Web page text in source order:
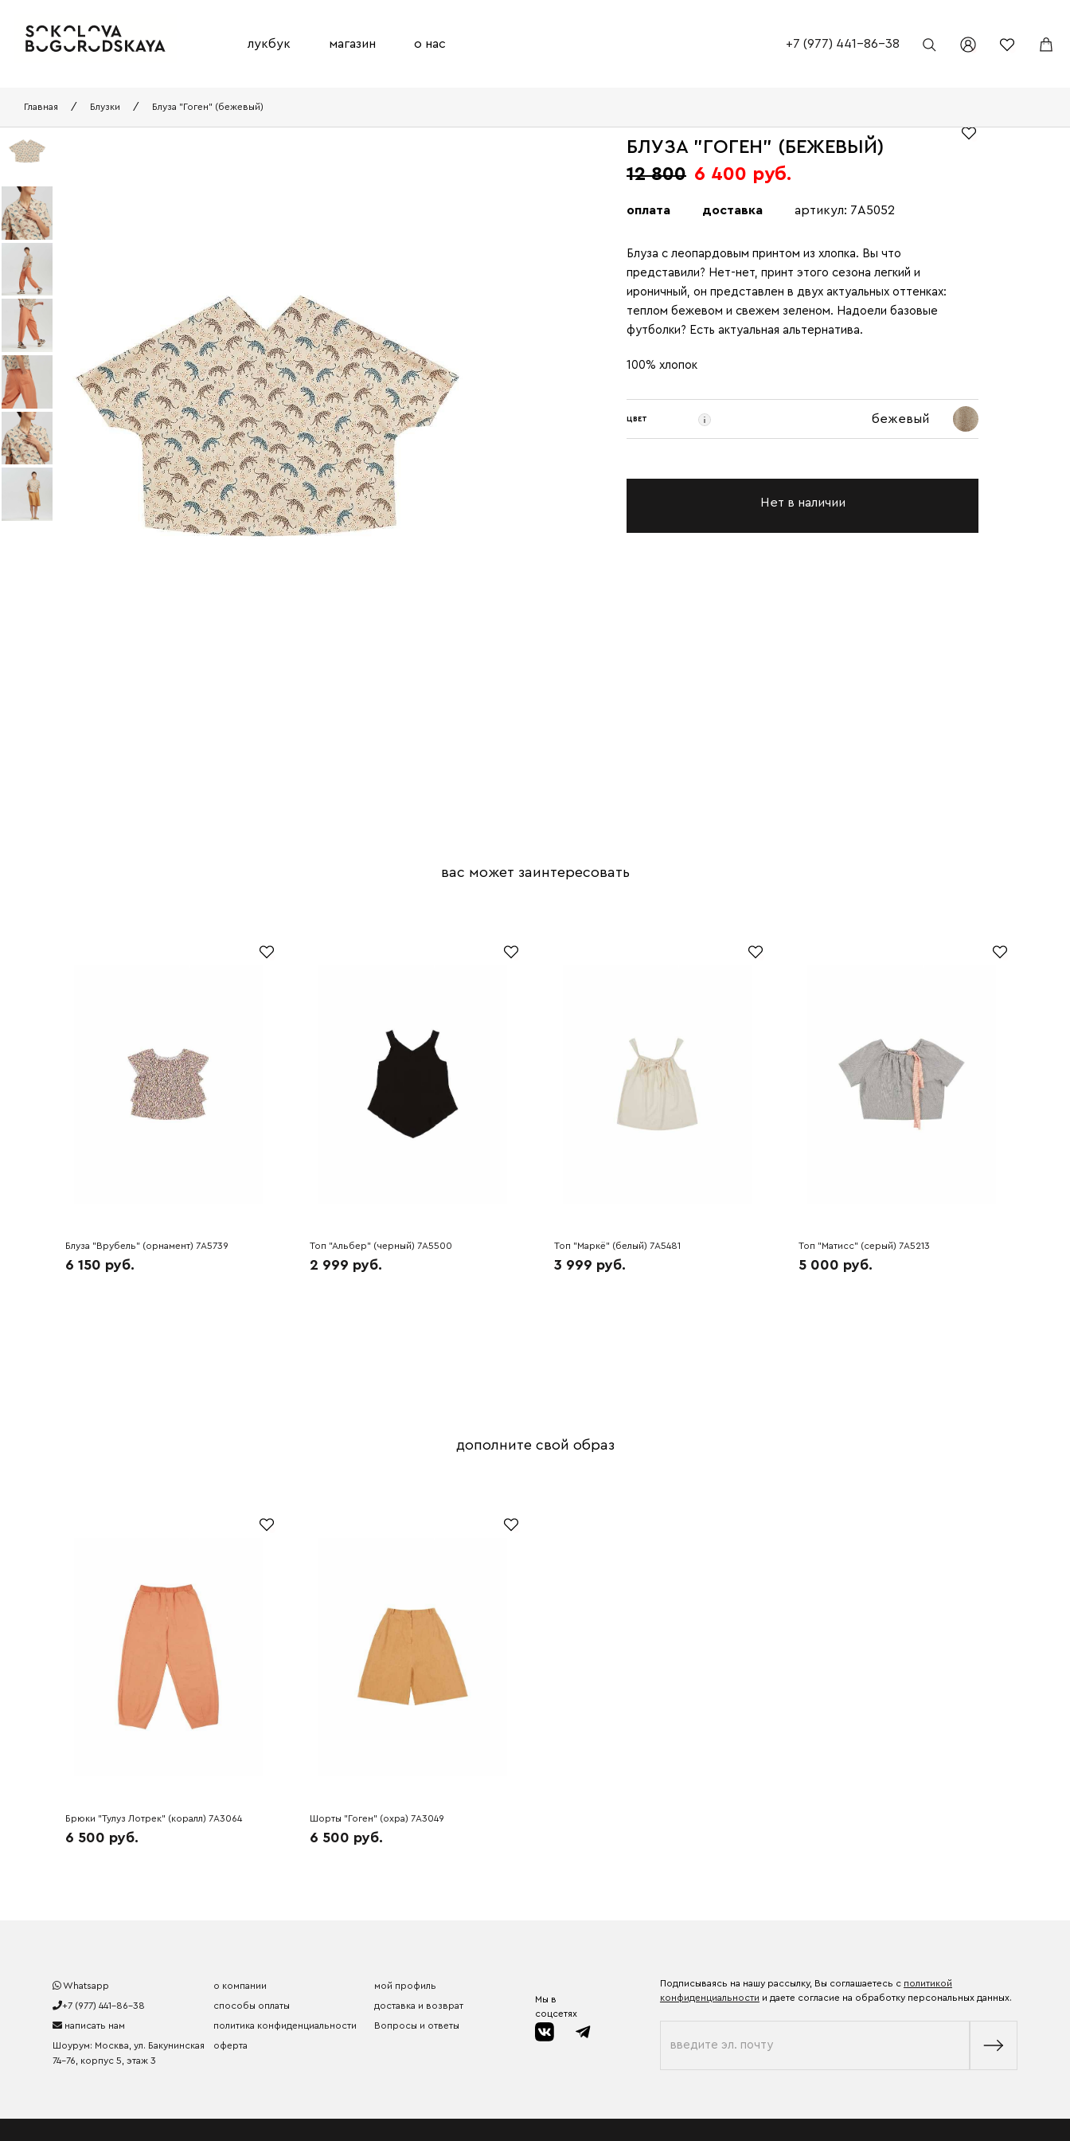
Главная / Блузки / Блуза "Гоген" (бежевый)
лукбук магазин о нас +7 (977) 441-86-38
БЛУЗА "ГОГЕН" (БЕЖЕВЫЙ)
12 800 6 400 руб.
оплата доставка артикул: 7A5052
Блуза с леопардовым принтом из хлопка. Вы что
представили? Нет-нет, принт этого сезона легкий и
ироничный, он представлен в двух актуальных оттенках:
теплом бежевом и свежем зеленом. Надоели базовые
футболки? Есть актуальная альтернатива.
100% хлопок
ЦВЕТ бежевый
Нет в наличии
вас может заинтересовать
Блуза "Врубель" (орнамент) 7A5739
6 150 руб.
Топ "Альбер" (черный) 7A5500
2 999 руб.
Топ "Маркё" (белый) 7A5481
3 999 руб.
Топ "Матисс" (серый) 7A5213
5 000 руб.
дополните свой образ
Брюки "Тулуз Лотрек" (коралл) 7A3064
6 500 руб.
Шорты "Гоген" (охра) 7A3049
6 500 руб.
Whatsapp
+7 (977) 441-86-38
написать нам
Шоурум: Москва, ул. Бакунинская
74-76, корпус 5, этаж 3
о компании
способы оплаты
политика конфиденциальности
оферта
мой профиль
доставка и возврат
Вопросы и ответы
Мы в
соцсетях
Подписываясь на нашу рассылку, Вы соглашаетесь с политикой
конфиденциальности и даете согласие на обработку персональных данных.